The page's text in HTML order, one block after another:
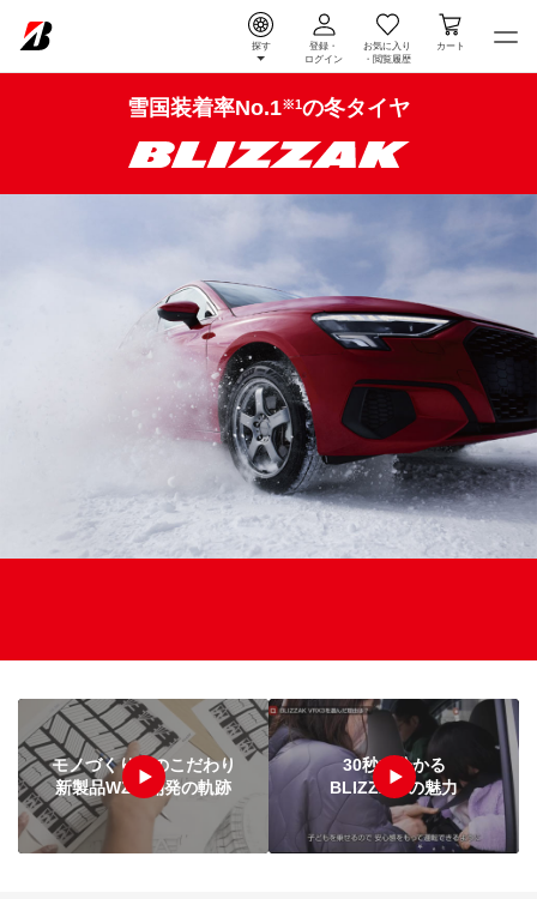
探す
登録・
ログイン
お気に入り
・ 閲覧履歴
カート
雪国装着率No.1※1の冬タイヤ
モノづくりへのこだわり
新製品WZ-1 開発の軌跡
「モノづくりのこだわり 新製品 WZ-1 開発の軌跡
30秒で
分かる
BLIZZAK の魅力
「30秒で分かる